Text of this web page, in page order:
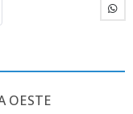
OESTE